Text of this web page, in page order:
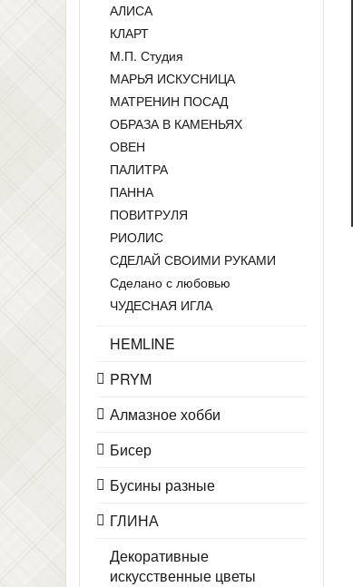
АЛИСА
КЛАРТ
М.П. Студия
МАРЬЯ ИСКУСНИЦА
МАТРЕНИН ПОСАД
ОБРАЗА В КАМЕНЬЯХ
ОВЕН
ПАЛИТРА
ПАННА
ПОВИТРУЛЯ
РИОЛИС
СДЕЛАЙ СВОИМИ РУКАМИ
Сделано с любовью
ЧУДЕСНАЯ ИГЛА
HEMLINE
PRYM
Алмазное хобби
Бисер
Бусины разные
ГЛИНА
Декоративные
искусственные цветы